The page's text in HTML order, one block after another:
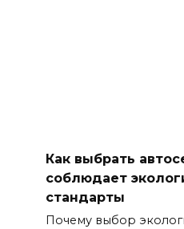
Как выбрать
соблюдает
стандарты
Почему выбор